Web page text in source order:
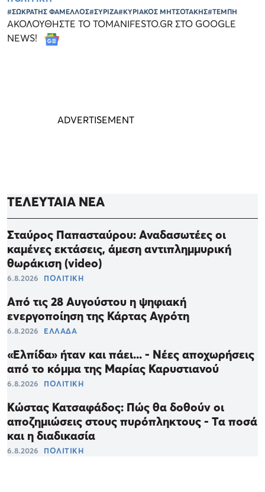
#ΣΩΚΡΑΤΗΣ ΦΑΜΕΛΛΟΣ#ΣΥΡΙΖΑ#ΚΥΡΙΑΚΟΣ ΜΗΤΣΟΤΑΚΗΣ#ΤΕΜΠΗ
ΑΚΟΛΟΥΘΗΣΤΕ ΤΟ TOMANIFESTO.GR ΣΤΟ GOOGLE
NEWS!
ΤΕΛΕΥΤΑΙΑ ΝΕΑ
Σταύρος Παπασταύρου: Αναδασωτέες οι
καμένες εκτάσεις, άμεση αντιπλημμυρική
θωράκιση (video)
6.8.2026 ΠΟΛΙΤΙΚΗ
Από τις 28 Αυγούστου η ψηφιακή
ενεργοποίηση της Κάρτας Αγρότη
6.8.2026 ΕΛΛΑΔΑ
«Ελπίδα» ήταν και πάει... - Νέες αποχωρήσεις
από το κόμμα της Μαρίας Καρυστιανού
6.8.2026 ΠΟΛΙΤΙΚΗ
Κώστας Κατσαφάδος: Πώς θα δοθούν οι
αποζημιώσεις στους πυρόπληκτους - Τα ποσά
και η διαδικασία
6.8.2026 ΠΟΛΙΤΙΚΗ